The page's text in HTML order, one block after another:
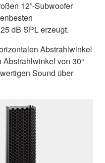
12”-Subwoofer
dB SPL erzeugt.
Abstrahlwinkel
von 30°
Sound über